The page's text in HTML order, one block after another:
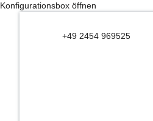
Konfigurationsbox öffnen
+49 2454 969525